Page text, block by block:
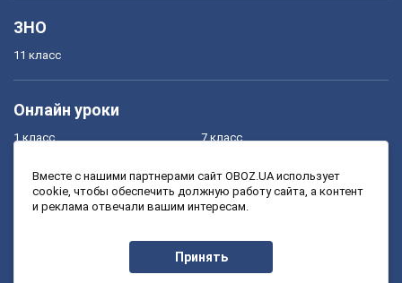
ЗНО
11 класс
Онлайн уроки
1 класс
3 класс
7 класс
9 класс
Вместе с нашими партнерами сайт OBOZ.UA использует
cookie, чтобы обеспечить должную работу сайта, а контент
и реклама отвечали вашим интересам.
Принять